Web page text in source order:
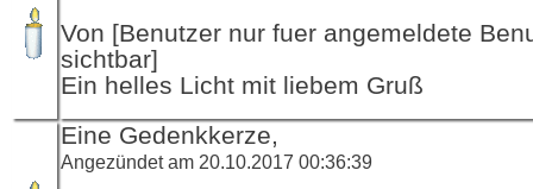
Von [Benutzer nur fuer angemeldete
sichtbar]
Ein helles Licht mit liebem Gruß
Eine Gedenkkerze,
Angezündet am 20.10.2017 00:36:39